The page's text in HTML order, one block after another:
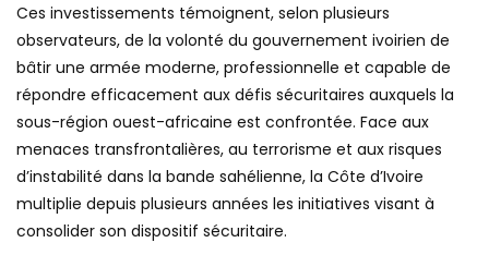
‎Ces investissements témoignent, selon plusieurs
observateurs, de la volonté du gouvernement ivoirien de
bâtir une armée moderne, professionnelle et capable de
répondre efficacement aux défis sécuritaires auxquels la
sous-région ouest-africaine est confrontée. Face aux
menaces transfrontalières, au terrorisme et aux risques
d’instabilité dans la bande sahélienne, la Côte d’Ivoire
multiplie depuis plusieurs années les initiatives visant à
consolider son dispositif sécuritaire.